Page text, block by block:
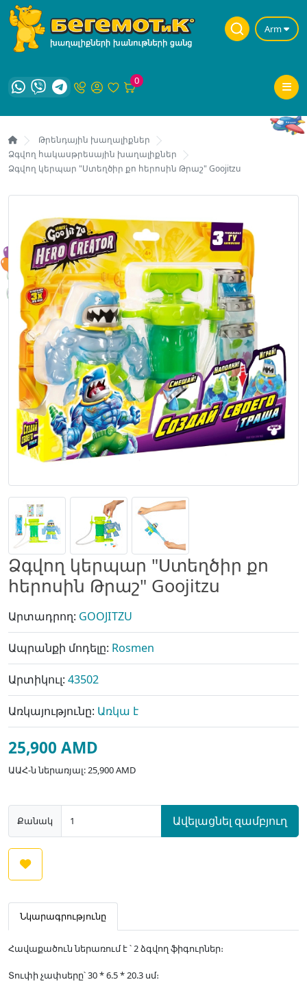
Arm
0
Թրենդային խաղալիքներ
Ձգվող հակասթրեսային խաղալիքներ
Ձգվող կերպար "Ստեղծիր քո հերոսին Թրաշ" Goojitzu
Ձգվող կերպար "Ստեղծիր քո
հերոսին Թրաշ" Goojitzu
Արտադրող: GOOJITZU
Ապրանքի մոդելը: Rosmen
Արտիկուլ: 43502
Առկայությունը: Առկա է
25,900 AMD
ԱԱՀ-ն ներառյալ: 25,900 AMD
Քանակ Ավելացնել զամբյուղ
Նկարագրությունը
Հավաքածուն ներառում է ՝ 2 ձգվող ֆիգուրներ։
Տուփի չափսերը՝ 30 * 6.5 * 20.3 սմ։